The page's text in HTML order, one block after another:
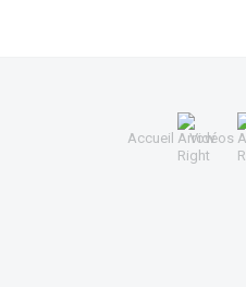
Accueil Vidéos